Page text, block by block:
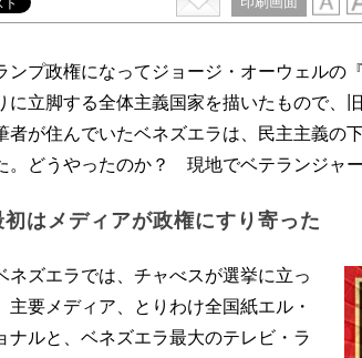
プ政権になってジョージ・オーウェルの
に立脚する全体主義国家を描いたもので、
者が住んでいたベネズエラは、民主主義の
。どうやったのか？ 現地でベテランジャ
初はメディアが政権にすり寄った
ズエラでは、チャべスが選挙に立っ
主要メディア、とりわけ全国紙エル・
ナルと、ベネズエラ最大のテレビ・ラ